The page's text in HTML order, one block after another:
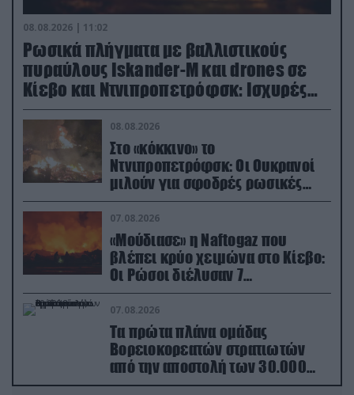
08.08.2026 | 11:02
Ρωσικά πλήγματα με βαλλιστικούς
πυραύλους Iskander-M και drones σε
Κίεβο και Ντνιπροπετρόφσκ: Ισχυρές
εκρήξεις
08.08.2026
Στο «κόκκινο» το
Ντνιπροπετρόφσκ: Οι Ουκρανοί
μιλούν για σφοδρές ρωσικές
επιθέσεις σε όλη την επικράτεια
07.08.2026
«Μούδιασε» η Naftogaz που
βλέπει κρύο χειμώνα στο Κίεβο:
Οι Ρώσοι διέλυσαν 7
εγκαταστάσεις του ουκρανικού
κολοσσού!
07.08.2026
Τα πρώτα πλάνα ομάδας
Βορειοκορεατών στρατιωτών
από την αποστολή των 30.000
που έφτασαν στη Ρωσία (βίντεο)